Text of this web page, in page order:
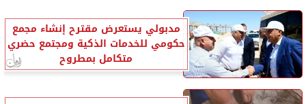
مدبولي يستعرض مقترح إنشاء مجمع
حكومي للخدمات الذكية ومجتمع حضري
متكامل بمطروح